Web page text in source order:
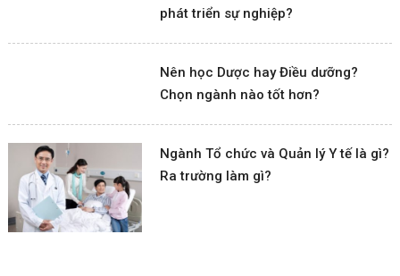
phát triển sự nghiệp?
Nên học Dược hay Điều dưỡng?
Chọn ngành nào tốt hơn?
Ngành Tổ chức và Quản lý Y tế là gì?
Ra trường làm gì?